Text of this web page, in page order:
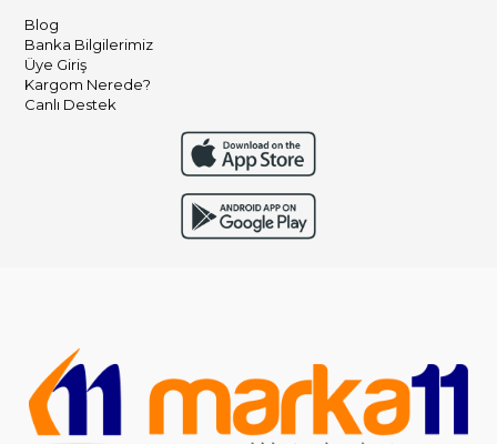
Blog
Banka Bilgilerimiz
Üye Giriş
Kargom Nerede?
Canlı Destek